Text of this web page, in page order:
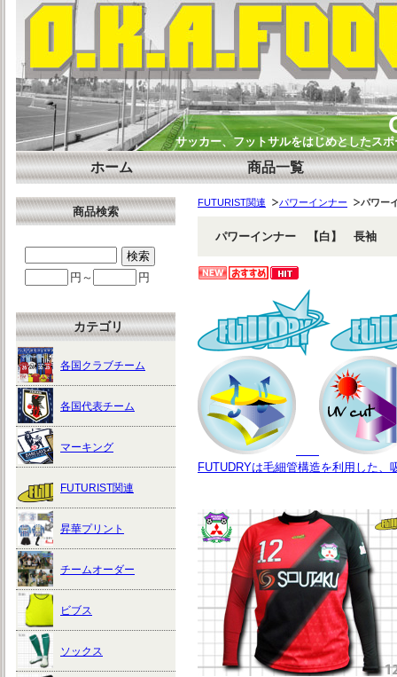
サッカー、フットサルをはじめとしたス
ホーム 商品一覧
FUTURIST関連 パワーインナー パワ
パワーインナー 【白】 長袖
FUTUDRYは毛細管構造を利用した
商品検索
円～ 円
カテゴリ
各国クラブチーム
各国代表チーム
マーキング
FUTURIST関連
昇華プリント
チームオーダー
ビブス
ソックス